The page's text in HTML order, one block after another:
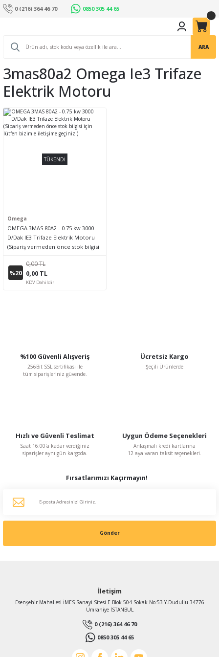
0 (216) 364 46 70 0850 305 44 65
ARA
3mas80a2 Omega Ie3 Trifaze
Elektrik Motoru
TÜKENDİ
Omega
OMEGA 3MAS 80A2 - 0.75 kw 3000
D/Dak IE3 Trifaze Elektrik Motoru
(Sipariş vermeden önce stok bilgisi
%20
0,00 TL
0,00 TL
KDV Dahildir
%100 Güvenli Alışveriş
256Bit SSL sertifikası ile
tüm siparişleriniz güvende.
Ücretsiz Kargo
Şeçili Ürünlerde
Hızlı ve Güvenli Teslimat
Saat 16:00'a kadar verdiğiniz
siparişler aynı gün kargoda.
Uygun Ödeme Seçenekleri
Anlaşmalı kredi kartlarına
12 aya varan taksit seçenekleri.
Fırsatlarımızı Kaçırmayın!
Gönder
İletişim
Esenşehir Mahallesi İMES Sanayi Sitesi E Blok 504 Sokak No:53 Y.Dudullu 34776
Ümraniye İSTANBUL
0 (216) 364 46 70
0850 305 44 65